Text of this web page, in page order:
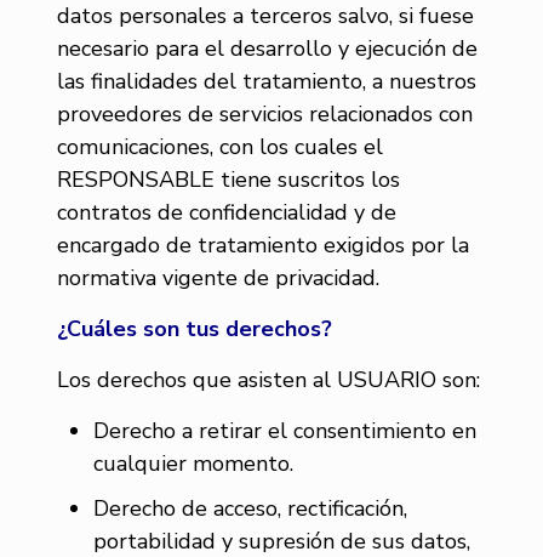
datos personales a terceros salvo, si fuese
necesario para el desarrollo y ejecución de
las finalidades del tratamiento, a nuestros
proveedores de servicios relacionados con
comunicaciones, con los cuales el
RESPONSABLE tiene suscritos los
contratos de confidencialidad y de
encargado de tratamiento exigidos por la
normativa vigente de privacidad.
¿Cuáles son tus derechos?
Los derechos que asisten al USUARIO son:
Derecho a retirar el consentimiento en
cualquier momento.
Derecho de acceso, rectificación,
portabilidad y supresión de sus datos,